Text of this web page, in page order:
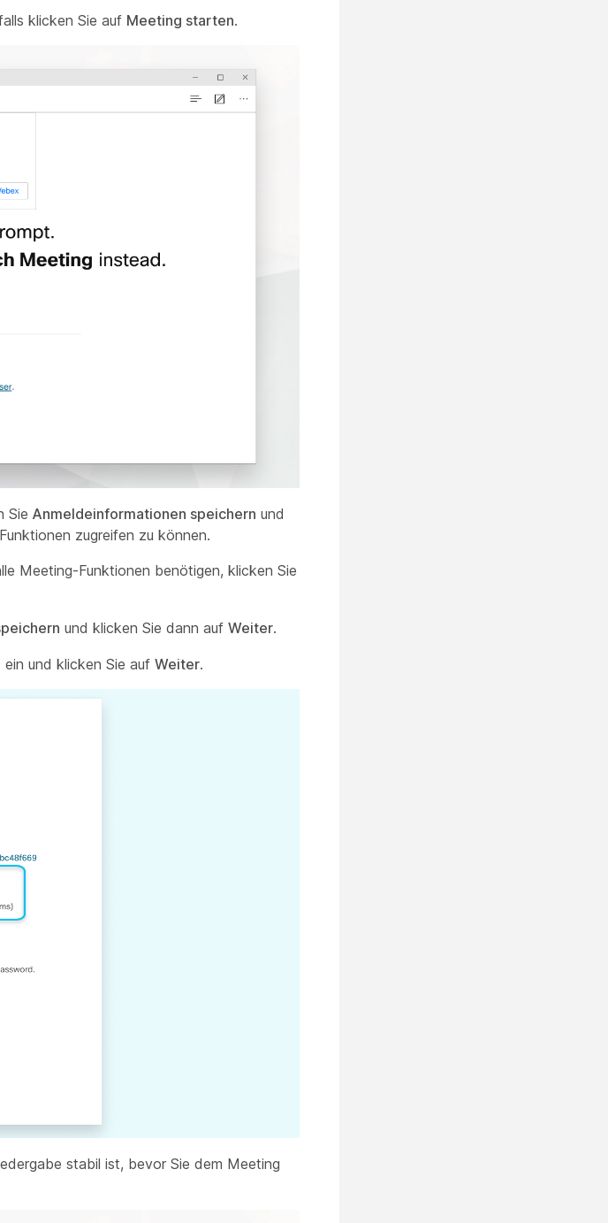
klicken Sie auf Meeting starten.
Sie Anmeldeinformationen speichern und
zugreifen zu können.
Meeting-Funktionen benötigen, klicken Sie
und klicken Sie dann auf Weiter.
und klicken Sie auf Weiter.
stabil ist, bevor Sie dem Meeting